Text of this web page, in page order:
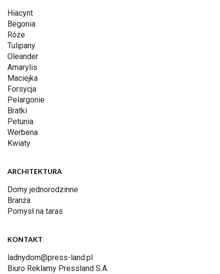
Hiacynt
Begonia
Róże
Tulipany
Oleander
Amarylis
Maciejka
Forsycja
Pelargonie
Bratki
Petunia
Werbena
Kwiaty
ARCHITEKTURA
Domy jednorodzinne
Branża
Pomysł na taras
KONTAKT
ladnydom@press-land.pl
Biuro Reklamy Pressland S.A.